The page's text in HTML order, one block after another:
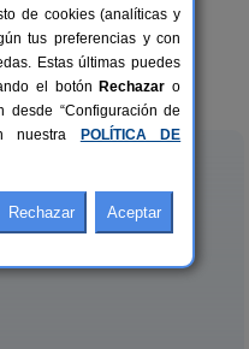
14 pers.
desde30 €
de cookies (analíticas y
tus preferencias y con
Estas últimas puedes
el botón Rechazar o
desde “Configuración de
nuestra
POLÍTICA DE